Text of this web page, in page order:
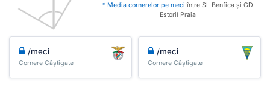
* Media cornerelor pe meci între SL Benfica și GD
Estoril Praia
/meci
Cornere Câștigate
/meci
Cornere Câștigate